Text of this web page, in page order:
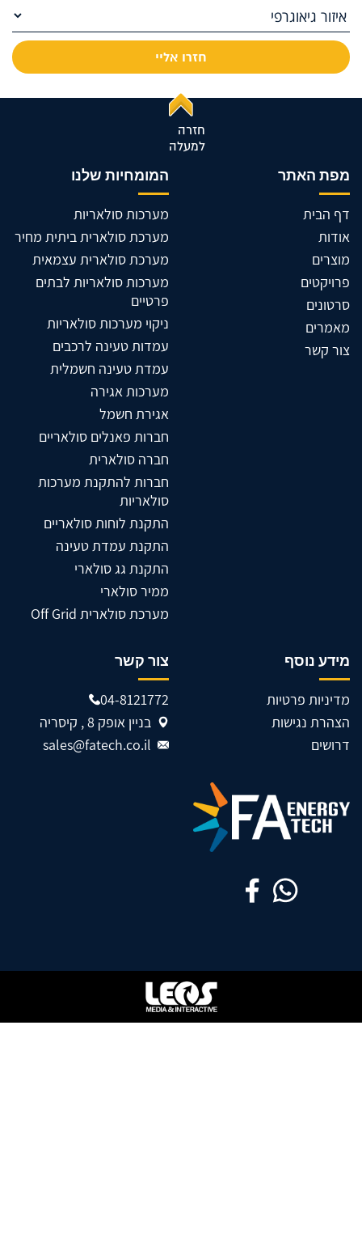
חזרה
למעלה
מפת האתר
דף הבית
אודות
מוצרים
פרויקטים
סרטונים
מאמרים
צור קשר
המומחיות שלנו
מערכות סולאריות
מערכת סולארית ביתית מחיר
מערכת סולארית עצמאית
מערכות סולאריות לבתים
פרטיים
ניקוי מערכות סולאריות
עמדות טעינה לרכבים
עמדת טעינה חשמלית
מערכות אגירה
אגירת חשמל
חברות פאנלים סולאריים
חברה סולארית
חברות להתקנת מערכות
סולאריות
התקנת לוחות סולאריים
התקנת עמדת טעינה
התקנת גג סולארי
ממיר סולארי
מערכת סולארית Off Grid
מידע נוסף
מדיניות פרטיות
הצהרת נגישות
דרושים
צור קשר
04-8121772
בניין אופק 8 , קיסריה
sales@fatech.co.il